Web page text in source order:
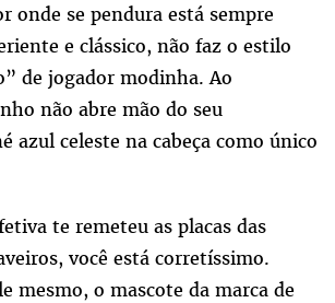
onde se pendura está sempre
e clássico, não faz o estilo
de jogador modinha. Ao
não abre mão do seu
azul celeste na cabeça como único
te remeteu as placas das
você está corretíssimo.
mesmo, o mascote da marca de